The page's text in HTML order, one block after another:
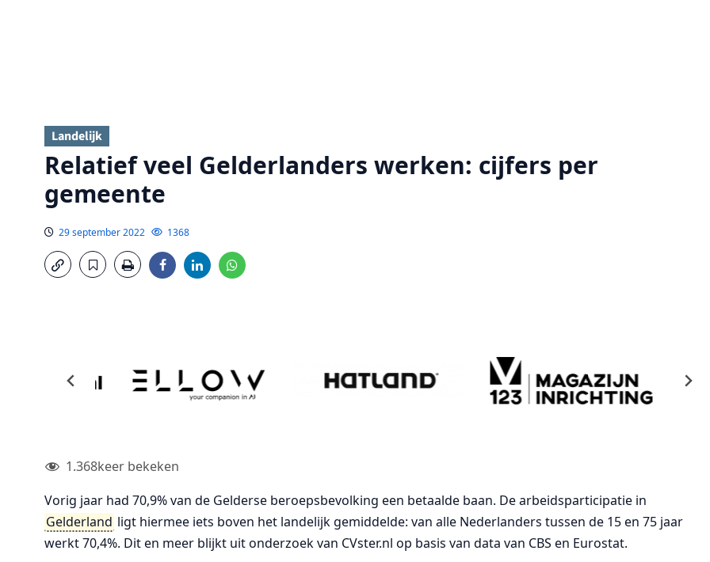
Landelijk
Relatief veel Gelderlanders werken: cijfers per
gemeente
29 september 2022 1368
1.368keer bekeken
Vorig jaar had 70,9% van de Gelderse beroepsbevolking een betaalde baan. De arbeidsparticipatie in
Gelderland ligt hiermee iets boven het landelijk gemiddelde: van alle Nederlanders tussen de 15 en 75 jaar
werkt 70,4%. Dit en meer blijkt uit onderzoek van CVster.nl op basis van data van CBS en Eurostat.